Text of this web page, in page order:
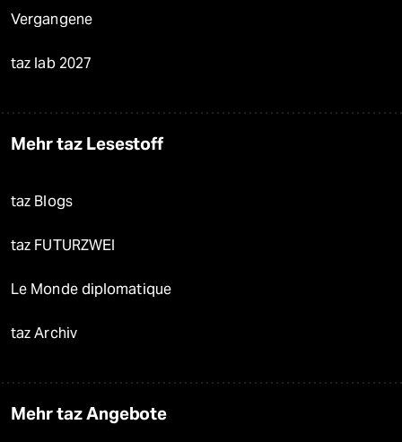
Vergangene
taz lab 2027
Mehr taz Lesestoff
taz Blogs
taz FUTURZWEI
Le Monde diplomatique
taz Archiv
Mehr taz Angebote